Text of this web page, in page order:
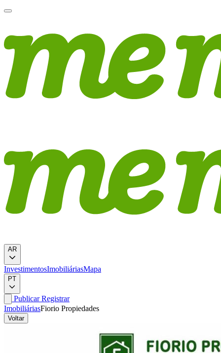
AR
InvestimentosImobiliáriasMapa
PT
PublicarRegistrar
ImobiliáriasFiorio Propiedades
Voltar